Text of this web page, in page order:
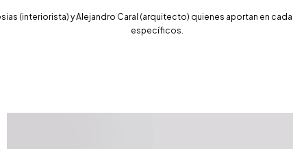
(interiorista) y Alejandro Caral (arquitecto) quienes aportan en
específicos.